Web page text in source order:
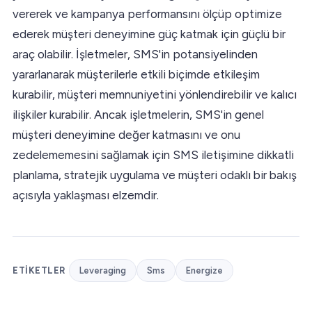
vererek ve kampanya performansını ölçüp optimize
ederek müşteri deneyimine güç katmak için güçlü bir
araç olabilir. İşletmeler, SMS'in potansiyelinden
yararlanarak müşterilerle etkili biçimde etkileşim
kurabilir, müşteri memnuniyetini yönlendirebilir ve kalıcı
ilişkiler kurabilir. Ancak işletmelerin, SMS'in genel
müşteri deneyimine değer katmasını ve onu
zedelememesini sağlamak için SMS iletişimine dikkatli
planlama, stratejik uygulama ve müşteri odaklı bir bakış
açısıyla yaklaşması elzemdir.
ETIKETLER Leveraging Sms Energize